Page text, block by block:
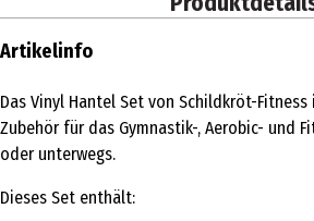
Artikelinfo
Das Vinyl Hantel Set von Schildkröt-
Zubehör für das Gymnastik-, Aerobic- und
oder unterwegs.
Dieses Set enthält: